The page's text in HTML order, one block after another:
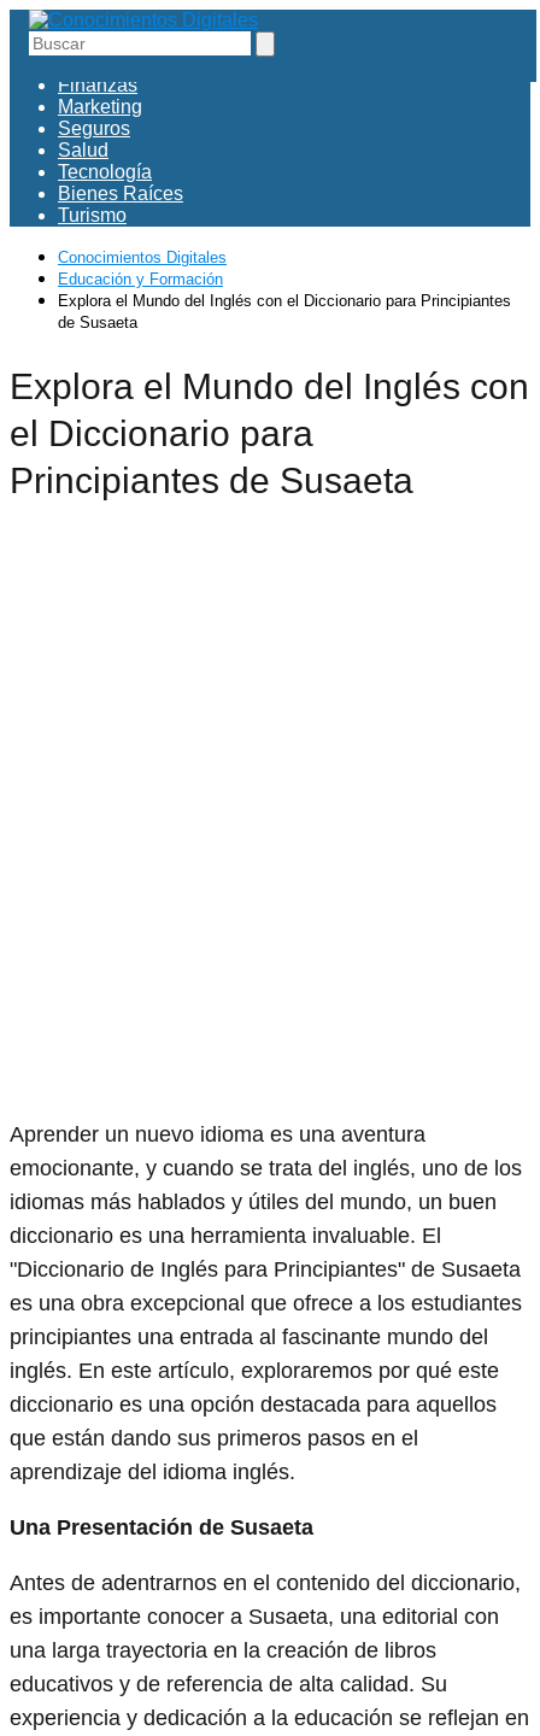
Finanzas
Marketing
Seguros
Salud
Tecnología
Bienes Raíces
Turismo
Conocimientos Digitales
Educación y Formación
Explora el Mundo del Inglés con el Diccionario para Principiantes
de Susaeta
Explora el Mundo del Inglés con
el Diccionario para
Principiantes de Susaeta
Aprender un nuevo idioma es una aventura
emocionante, y cuando se trata del inglés, uno de los
idiomas más hablados y útiles del mundo, un buen
diccionario es una herramienta invaluable. El
"Diccionario de Inglés para Principiantes" de Susaeta
es una obra excepcional que ofrece a los estudiantes
principiantes una entrada al fascinante mundo del
inglés. En este artículo, exploraremos por qué este
diccionario es una opción destacada para aquellos
que están dando sus primeros pasos en el
aprendizaje del idioma inglés.
Una Presentación de Susaeta
Antes de adentrarnos en el contenido del diccionario,
es importante conocer a Susaeta, una editorial con
una larga trayectoria en la creación de libros
educativos y de referencia de alta calidad. Su
experiencia y dedicación a la educación se reflejan en